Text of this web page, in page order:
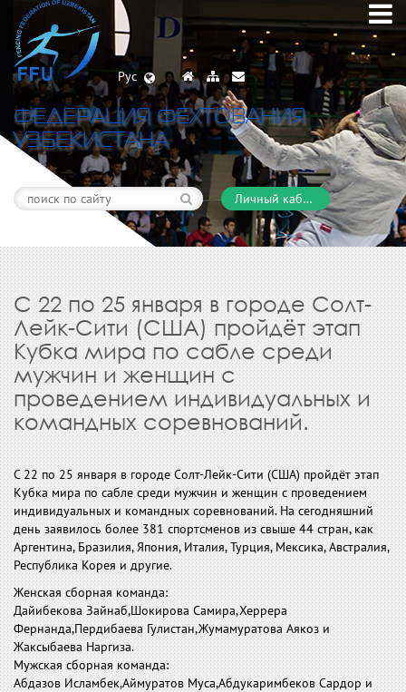
Рус
ФЕДЕРАЦИЯ ФЕХТОВАНИЯ
УЗБЕКИСТАНА
Личный кабинет
С 22 по 25 января в городе Солт-
Лейк-Сити (США) пройдёт этап
Кубка мира по сабле среди
мужчин и женщин с
проведением индивидуальных и
командных соревнований.
С 22 по 25 января в городе Солт-Лейк-Сити (США) пройдёт этап
Кубка мира по сабле среди мужчин и женщин с проведением
индивидуальных и командных соревнований. На сегодняшний
день заявилось более 381 спортсменов из свыше 44 стран, как
Аргентина, Бразилия, Япония, Италия, Турция, Мексика, Австралия,
Республика Корея и другие.
Женская сборная команда:
Дайибекова Зайнаб,Шокирова Самира,Херрера
Фернанда,Пердибаева Гулистан,Жумамуратова Аякоз и
Жаксыбаева Наргиза.
Мужская сборная команда:
Абдазов Исламбек,Аймуратов Муса,Абдукаримбеков Сардор и